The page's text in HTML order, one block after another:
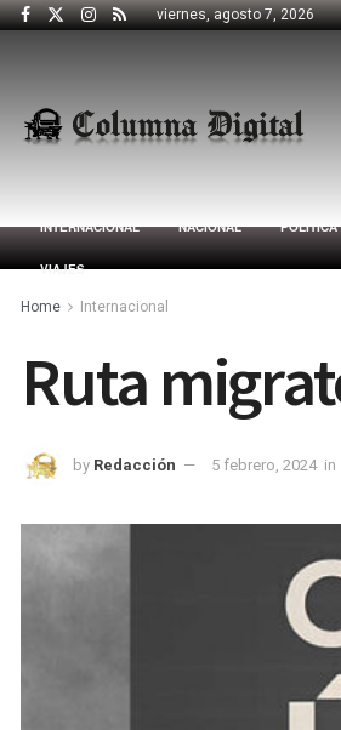
viernes, agosto 7, 2026
INTERNACIONAL NACIONAL POLÍTICA
VIAJES
Home Internacional
Ruta
by Redacción 5 febrero, 2024 in